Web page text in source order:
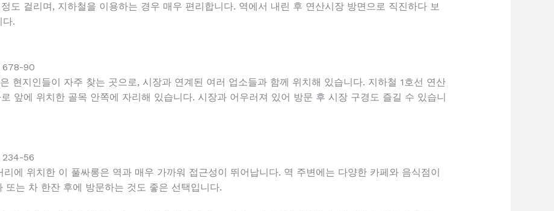
도 걸리며, 지하철을 이용하는 경우 매우 편리합니다. 역에서 내린 후 연산시장 방면으로 직진하다 보
다.
678-90
현지인들이 자주 찾는 곳으로, 시장과 연계된 여러 업소들과 함께 위치해 있습니다. 지하철 1호선 연산
앞에 위치한 골목 안쪽에 자리해 있습니다. 시장과 어우러져 있어 방문 후 시장 구경도 즐길 수 있습니
234-56
에 위치한 이 풀싸롱은 역과 매우 가까워 접근성이 뛰어납니다. 역 주변에는 다양한 카페와 음식점이
또는 차 한잔 후에 방문하는 것도 좋은 선택입니다.